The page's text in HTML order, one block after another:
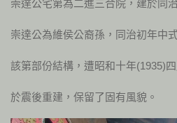
崇達公宅第為二進三合院，建於同
崇達公為維侯公裔孫，同治初年中
該第部份結構，遭昭和十年(1935)
於震後重建，保留了固有風貌。